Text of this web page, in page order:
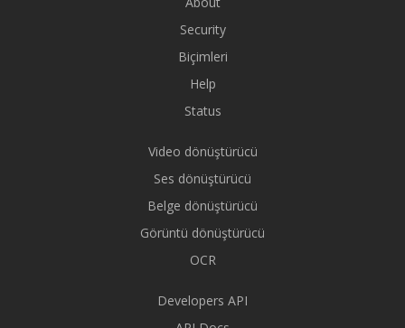
Security
Biçimleri
Help
Status
Video dönüştürücü
Ses dönüştürücü
Belge dönüştürücü
Görüntü dönüştürücü
OCR
Developers API